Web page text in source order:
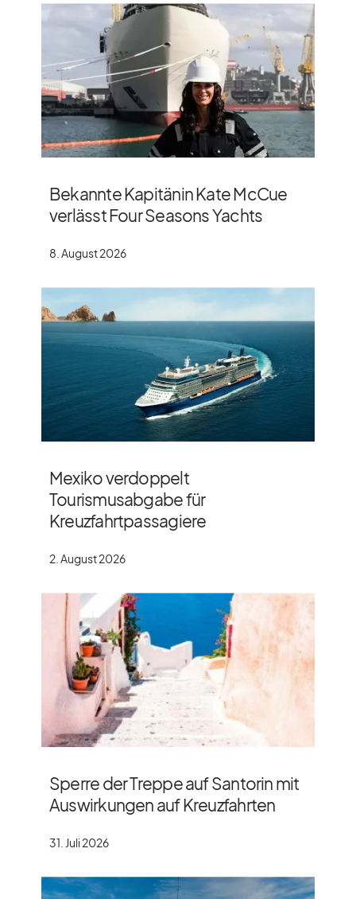
Bekannte Kapitänin Kate McCue
verlässt Four Seasons Yachts
8. August 2026
Mexiko verdoppelt
Tourismusabgabe für
Kreuzfahrtpassagiere
2. August 2026
Sperre der Treppe auf Santorin mit
Auswirkungen auf Kreuzfahrten
31. Juli 2026